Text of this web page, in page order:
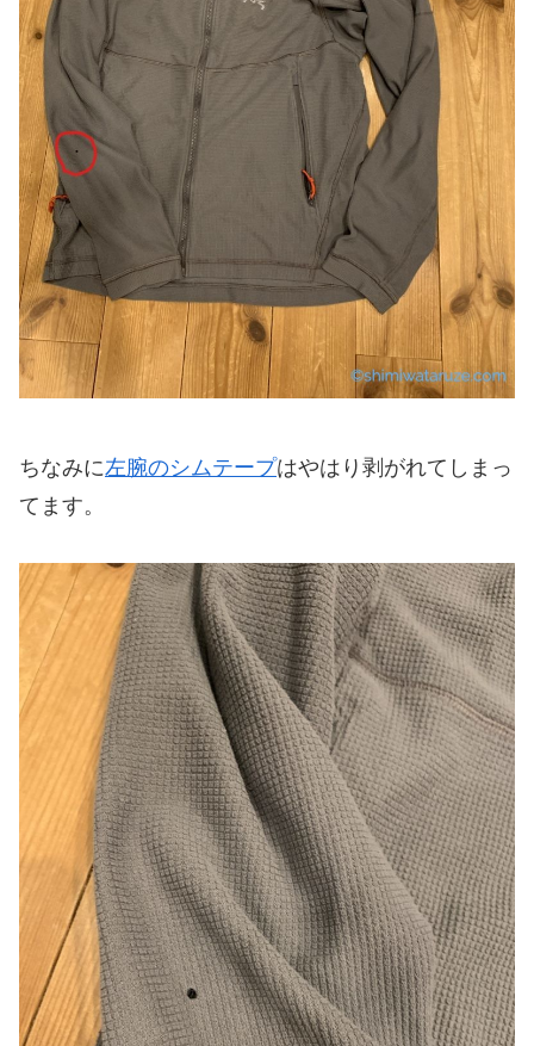
ちなみに左腕のシムテープはやはり剥がれてしまっ
てます。